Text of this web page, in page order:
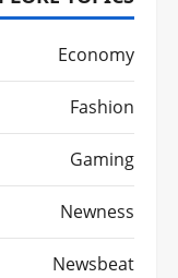
Economy
Fashion
Gaming
Newness
Newsbeat